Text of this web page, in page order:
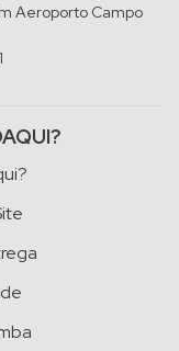
Aeroporto Campo